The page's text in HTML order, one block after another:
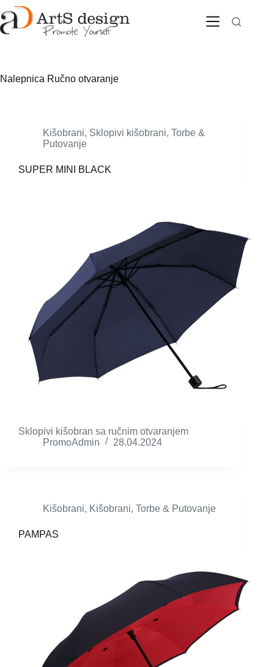
Skip
to
content
Nalepnica Ručno otvaranje
Kišobrani, Sklopivi kišobrani, Torbe &
Putovanje
SUPER MINI BLACK
Sklopivi kišobran sa ručnim otvaranjem
PromoAdmin
28.04.2024
Kišobrani, Kišobrani, Torbe & Putovanje
PAMPAS